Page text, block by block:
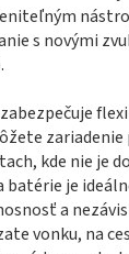
s novými
kde nie je
batérie je
a
vonku, na